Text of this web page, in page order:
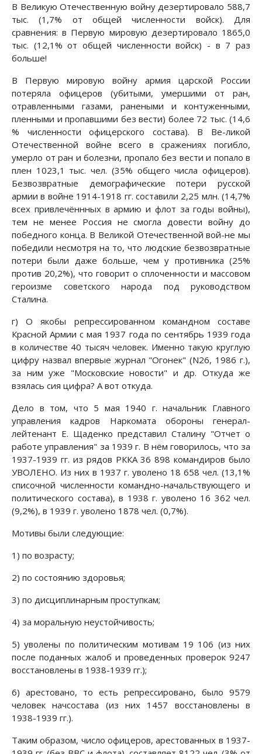
В Великую Отечественную войну дезертировало 588,7
тыс. (1,7% от общей численности войск). Для
сравнения: в Первую мировую дезертировало 1865,0
тыс. (12,1% от общей численности войск) - в 7 раз
больше!
В Первую мировую войну армия царской России
потеряла офицеров (убитыми, умершими от ран,
отравленными газами, ранеными и контуженными,
пленными и пропавшими без вести) более 72 тыс. (14,6
% численности офицерского состава). В Ве-ликой
Отечественной войне всего в сражениях погибло,
умерло от ран и болезни, пропало без вести и попало в
плен 1023,1 тыс. чел. (35% общего числа офицеров).
Безвозвратные демографические потери русской
армии в войне 1914-1918 гг. составили 2,25 млн. (14,7%
всех привлечённных в армию и флот за годы войны),
тем не менее Россия не смогла довести войну до
победного конца. В Великой Отечественной вой-не мы
победили несмотря на то, что людские безвозвратные
потери были даже больше, чем у противника (25%
против 20,2%), что говорит о сплоченности и массовом
героизме советского народа под руководством
Сталина.
г) О якобы репрессированном командном составе
Красной Армии с мая 1937 года по сентябрь 1939 года
в количестве 40 тысяч человек. Именно такую круглую
цифру назвал впервые журнал "Огонек" (N26, 1986 г.),
за ним уже "Московские новости" и др. Откуда же
взялась сия цифра? А вот откуда.
Дело в том, что 5 мая 1940 г. начальник Главного
управления кадров Наркомата обороны генерал-
лейтенант Е. Щаденко представил Сталину "Отчет о
работе управления" за 1939 г. В нём говорилось, что за
1937-1939 гг. из рядов РККА 36 898 командиров было
УВОЛЕНО. Из них в 1937 г. уволено 18 658 чел. (13,1%
списочной численности командно-начальствующего и
политического состава), в 1938 г. уволено 16 362 чел.
(9,2%), в 1939 г. уволено 1878 чел. (0,7%).
Мотивы были следующие:
1) по возрасту;
2) по состоянию здоровья;
3) по дисциплинарным проступкам;
4) за моральную неустойчивость;
5) уволены по политическим мотивам 19 106 (из них
после поданных жалоб и проведенных проверок 9247
восстановлены в 1938-1939 гг.);
6) арестовано, то есть репрессировано, было 9579
человек начсостава (из них 1457 восстановлены в
1938-1939 гг.).
Таким образом, число офицеров, арестованных в 1937-